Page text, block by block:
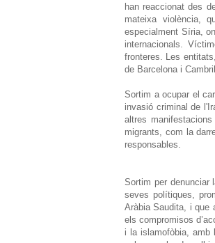
han reaccionat des
mateixa violència,
especialment Síria,
internacionals.
fronteres. Les
de Barcelona i
Sortim a ocupar el
invasió criminal de
altres
migrants, com la
responsables.
Sortim per denunciar
seves polítiques,
Aràbia Saudita, i que
els compromisos
i la islamofòbia, amb